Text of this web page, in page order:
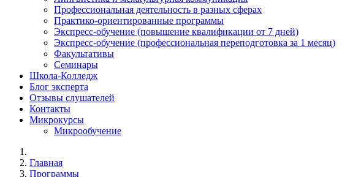
Профессиональная деятельность в разных сферах
Практико-ориентированные программы
Экспресс-обучение (повышение квалификации от 7 дней)
Экспресс-обучение (профессиональная переподготовка за 1 месяц)
Факультативы
Семинары
Школа-Колледж
Блог эксперта
Отзывы слушателей
Контакты
Микрокурсы
Микрообучение
Главная
Программы